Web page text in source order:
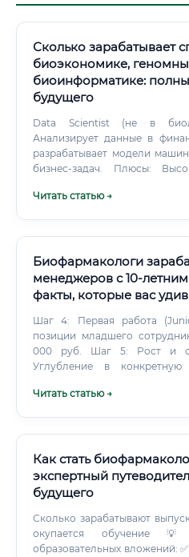
Сколько зарабатывает
биоэкономике,
биоинформатике:
будущего
Data Scientist (не в
Анализирует данные в
разрабатывает модели
бизнес-задач. Плюсы:
Читать статью →
Биофармакологи
менеджеров с 10-
факты, которые вас
Шаг 4: Первая работа
позиции младшего
000 руб. Шаг 5: Рост и
Углубление в конкретную
Читать статью →
Как стать
экспертный
будущего
Сколько зарабатывают
окупается обучение
образовательных вложений: ✅ Биофармакология — одна